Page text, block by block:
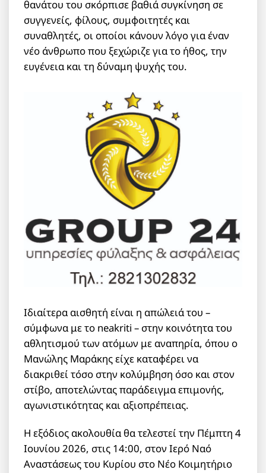
θανάτου του σκόρπισε βαθιά συγκίνηση σε
συγγενείς, φίλους, συμφοιτητές και
συναθλητές, οι οποίοι κάνουν λόγο για έναν
νέο άνθρωπο που ξεχώριζε για το ήθος, την
ευγένεια και τη δύναμη ψυχής του.
Ιδιαίτερα αισθητή είναι η απώλειά του –
σύμφωνα με το neakriti – στην κοινότητα του
αθλητισμού των ατόμων με αναπηρία, όπου ο
Μανώλης Μαράκης είχε καταφέρει να
διακριθεί τόσο στην κολύμβηση όσο και στον
στίβο, αποτελώντας παράδειγμα επιμονής,
αγωνιστικότητας και αξιοπρέπειας.
Η εξόδιος ακολουθία θα τελεστεί την Πέμπτη 4
Ιουνίου 2026, στις 14:00, στον Ιερό Ναό
Αναστάσεως του Κυρίου στο Νέο Κοιμητήριο